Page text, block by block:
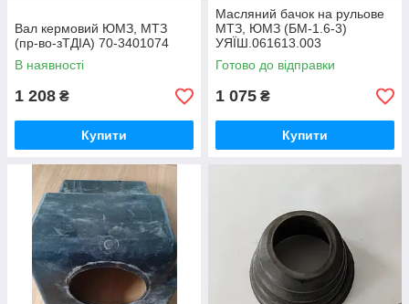
Вал кермовий ЮМЗ, МТЗ
(пр-во-зТДІА) 70-3401074
В наявності
1 208 ₴
Купити
Масляний бачок на рульове
МТЗ, ЮМЗ (БМ-1.6-3)
УЯЇШ.061613.003
Готово до відправки
1 075 ₴
Купити